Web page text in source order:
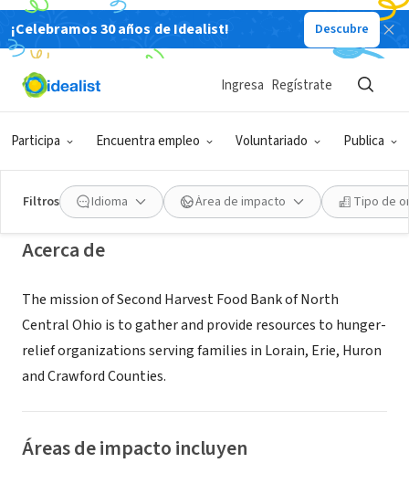
¡Celebramos 30 años de Idealist! Descubre
Participa Encuentra empleo Voluntariado Publica
Ingresa Regístrate
Filtros Idioma Área de impacto Tipo de
ORGANIZACIÓN SIN FIN DE LUCRO
Second Harvest Food Bank of North
Central Ohio
Lorain, OH www.secondharvestfoodbank.org/
Acerca de
The mission of Second Harvest Food Bank of North
Central Ohio is to gather and provide resources to hunger-
relief organizations serving families in Lorain, Erie, Huron
and Crawford Counties.
Áreas de impacto incluyen